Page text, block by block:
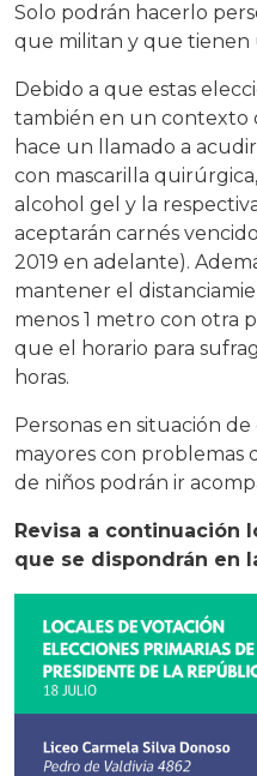
Solo podrán hacerlo
que militan y que tienen
Debido a que estas
también en un contexto
hace un llamado a
con mascarilla
alcohol gel y la
aceptarán carnés
2019 en adelante).
mantener el
menos 1 metro con otra
que el horario para
horas.
Personas en situación
mayores con problemas
de niños podrán ir
Revisa a continuación
que se dispondrán en